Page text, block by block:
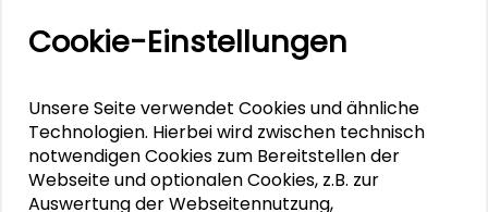
Cookie-Einstellungen
Unsere Seite verwendet Cookies und ähnliche
Technologien. Hierbei wird zwischen technisch
notwendigen Cookies zum Bereitstellen der
Webseite und optionalen Cookies, z.B. zur
Auswertung der Webseitennutzung,